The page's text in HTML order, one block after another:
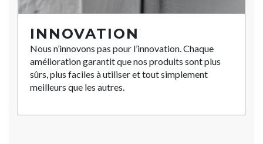
INNOVATION
Nous n’innovons pas pour l’innovation. Chaque
amélioration garantit que nos produits sont plus
sûrs, plus faciles à utiliser et tout simplement
meilleurs que les autres.